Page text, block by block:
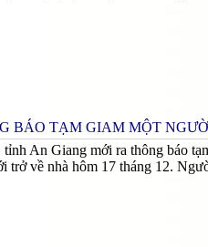
BÁO TẠM GIAM MỘT
An Giang mới ra thông báo
về nhà hôm 17 tháng 12.